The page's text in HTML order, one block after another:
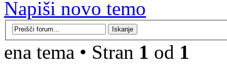
Napiši novo temo
ena tema • Stran 1 od 1